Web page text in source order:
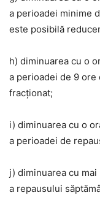
a perioadei minime
este posibilă
h) diminuarea cu o
a perioadei de 9
fracționat;
i) diminuarea cu o
a perioadei de
j) diminuarea cu
a repausului